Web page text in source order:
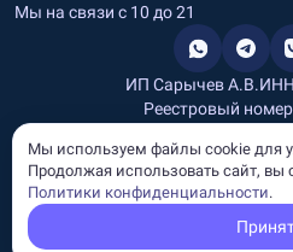
Мы на связи c 10 до 21
ИП Сарычев А.В.
Реестровый
Информация, размещённая на
характер и не является
Мы используем файлы cookie для
Продолжая использовать сайт, вы
Политики конфиденциальности.